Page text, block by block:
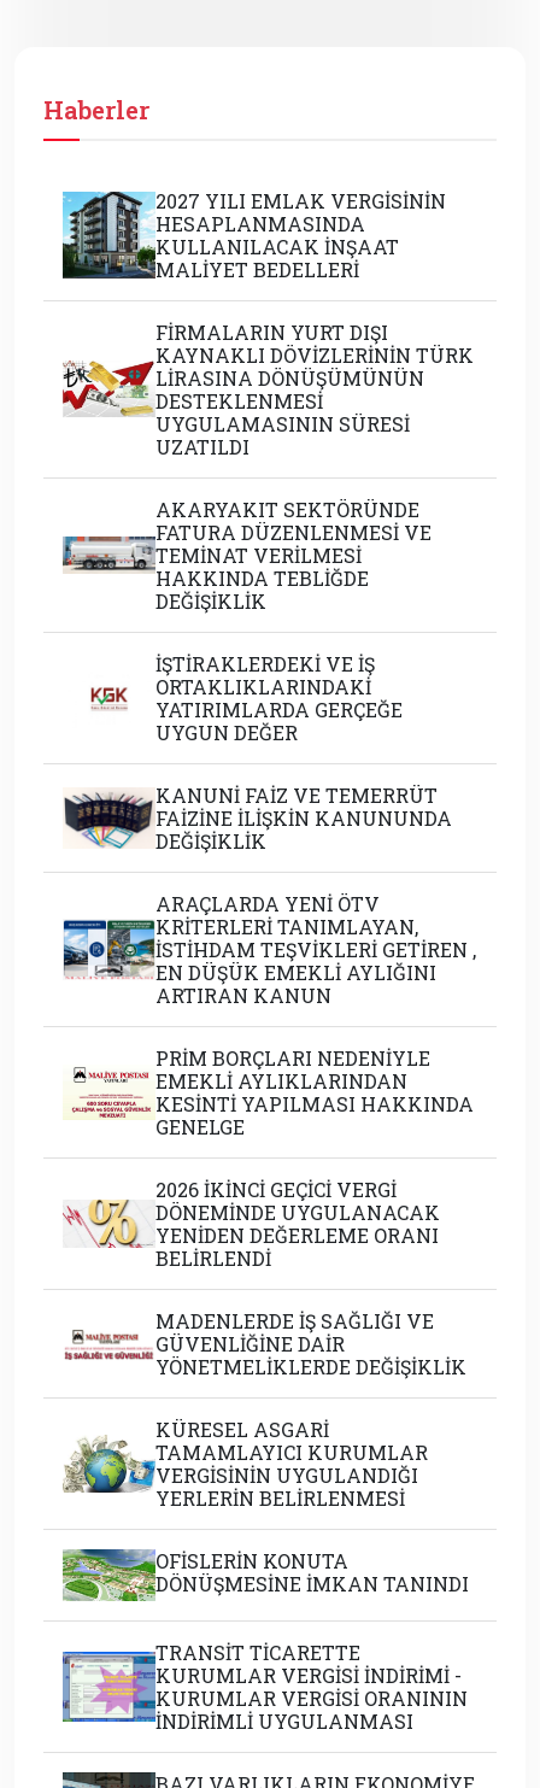
Haberler
2027 YILI EMLAK VERGİSİNİN
HESAPLANMASINDA
KULLANILACAK İNŞAAT
MALİYET BEDELLERİ
FİRMALARIN YURT DIŞI
KAYNAKLI DÖVİZLERİNİN TÜRK
LİRASINA DÖNÜŞÜMÜNÜN
DESTEKLENMESİ
UYGULAMASININ SÜRESİ
UZATILDI
AKARYAKIT SEKTÖRÜNDE
FATURA DÜZENLENMESİ VE
TEMİNAT VERİLMESİ
HAKKINDA TEBLİĞDE
DEĞİŞİKLİK
İŞTİRAKLERDEKİ VE İŞ
ORTAKLIKLARINDAKİ
YATIRIMLARDA GERÇEĞE
UYGUN DEĞER
KANUNİ FAİZ VE TEMERRÜT
FAİZİNE İLİŞKİN KANUNUNDA
DEĞİŞİKLİK
ARAÇLARDA YENİ ÖTV
KRİTERLERİ TANIMLAYAN,
İSTİHDAM TEŞVİKLERİ GETİREN ,
EN DÜŞÜK EMEKLİ AYLIĞINI
ARTIRAN KANUN
PRİM BORÇLARI NEDENİYLE
EMEKLİ AYLIKLARINDAN
KESİNTİ YAPILMASI HAKKINDA
GENELGE
2026 İKİNCİ GEÇİCİ VERGİ
DÖNEMİNDE UYGULANACAK
YENİDEN DEĞERLEME ORANI
BELİRLENDİ
MADENLERDE İŞ SAĞLIĞI VE
GÜVENLİĞİNE DAİR
YÖNETMELİKLERDE DEĞİŞİKLİK
KÜRESEL ASGARİ
TAMAMLAYICI KURUMLAR
VERGİSİNİN UYGULANDIĞI
YERLERİN BELİRLENMESİ
OFİSLERİN KONUTA
DÖNÜŞMESİNE İMKAN TANINDI
TRANSİT TİCARETTE
KURUMLAR VERGİSİ İNDİRİMİ -
KURUMLAR VERGİSİ ORANININ
İNDİRİMLİ UYGULANMASI